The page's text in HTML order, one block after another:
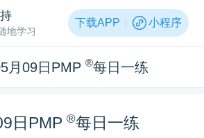
地学习
下载APP 小程序
月09日PMP ®每日一练
日PMP®每日一练